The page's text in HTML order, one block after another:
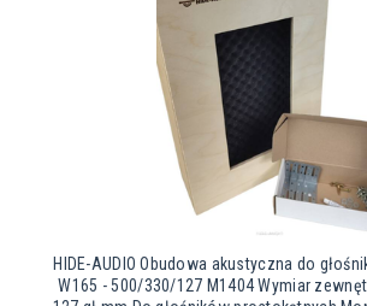
HIDE-AUDIO Obudowa akustyczna do
W165 - 500/330/127 M1404 Wymiar